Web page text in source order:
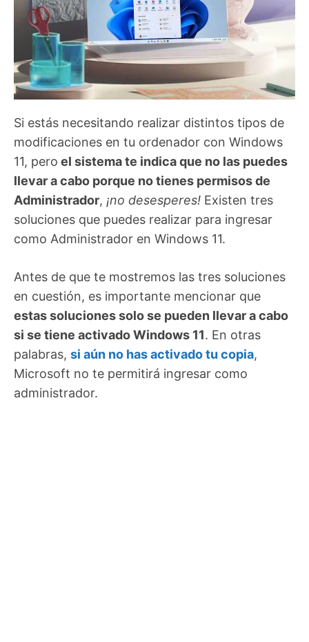
Si estás necesitando realizar distintos tipos de
modificaciones en tu ordenador con Windows
11, pero el sistema te indica que no las puedes
llevar a cabo porque no tienes permisos de
Administrador, ¡no desesperes! Existen tres
soluciones que puedes realizar para ingresar
como Administrador en Windows 11.
Antes de que te mostremos las tres soluciones
en cuestión, es importante mencionar que
estas soluciones solo se pueden llevar a cabo
si se tiene activado Windows 11. En otras
palabras, si aún no has activado tu copia,
Microsoft no te permitirá ingresar como
administrador.